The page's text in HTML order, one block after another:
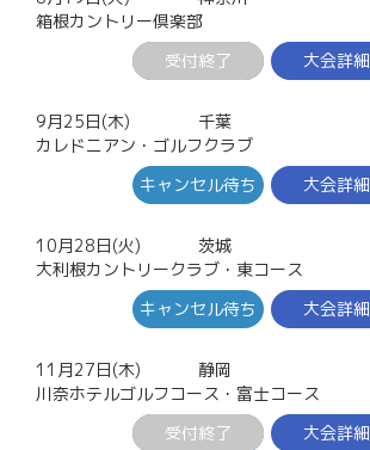
箱根カントリー倶楽部
受付終了
大会詳細
9月25日(木)
千葉
カレドニアン・ゴルフクラブ
キャンセル待ち
大会詳細
10月28日(火)
茨城
大利根カントリークラブ・東コース
キャンセル待ち
大会詳細
11月27日(木)
静岡
川奈ホテルゴルフコース・富士コース
受付終了
大会詳細